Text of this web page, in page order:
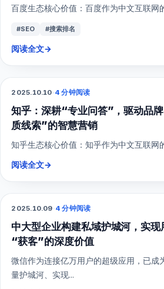
百度生态核心价值：百度作为中文互联网
#SEO #搜索排名
阅读全文→
SEO
2025.10.10·4 分钟阅读
知乎：深耕“专业问答”，驱动品
质线索”的智慧营销
知乎生态核心价值：知乎作为中文互联网
阅读全文→
SEO
2025.10.09·4 分钟阅读
中大型企业构建私域护城河，实
“获客”的深度价值
微信作为连接亿万用户的超级应用，已成
量护城河、实现...